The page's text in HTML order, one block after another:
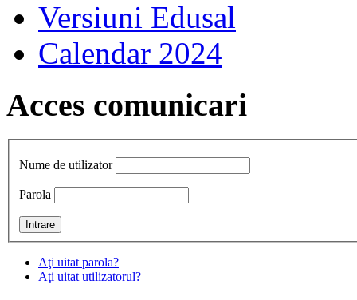
Versiuni Edusal
Calendar 2024
Acces comunicari
Nume de utilizator
Parola
Aţi uitat parola?
Aţi uitat utilizatorul?